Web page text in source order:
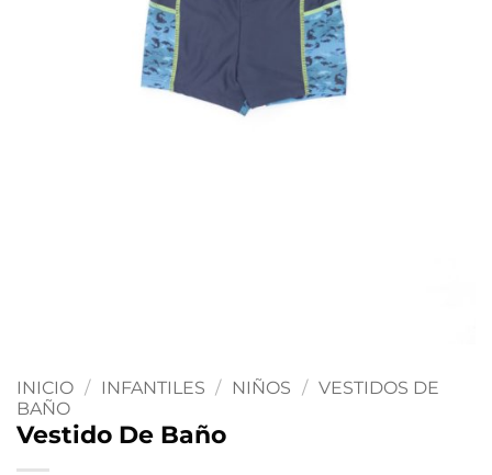
INICIO / INFANTILES / NIÑOS / VESTIDOS DE
BAÑO
Vestido De Baño